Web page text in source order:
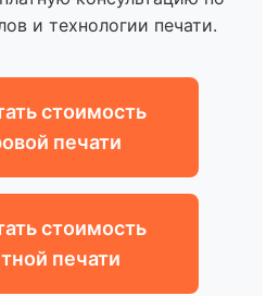
и технологии печати.
стоимость
печати
стоимость
печати